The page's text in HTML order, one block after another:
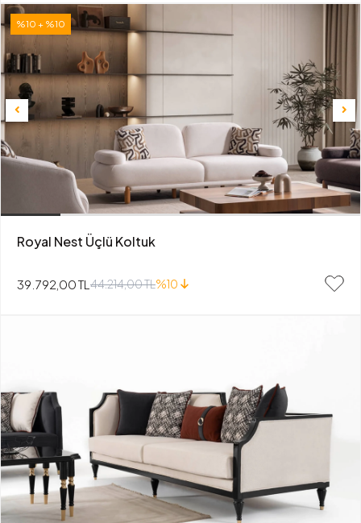
%10 + %10
Royal Nest Üçlü Koltuk
39.792,00 TL 44.214,00 TL%10